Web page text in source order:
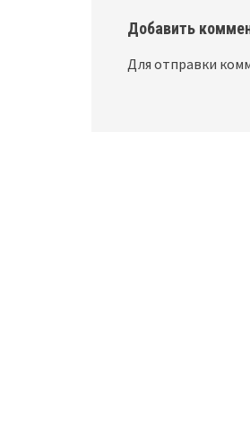
Добавить
Для отправки